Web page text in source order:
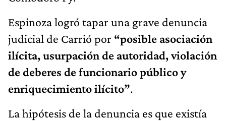
Espinoza logró tapar una grave denuncia
judicial de Carrió por “posible asociación
ilícita, usurpación de autoridad, violación
de deberes de funcionario público y
enriquecimiento ilícito”.
La hipótesis de la denuncia es que existía